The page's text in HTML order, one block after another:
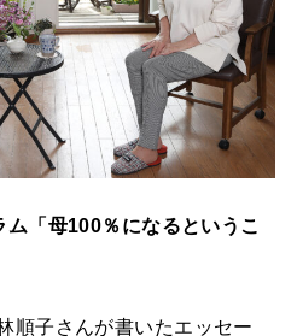
「母100％になるというこ
順子さんが書いたエッセー